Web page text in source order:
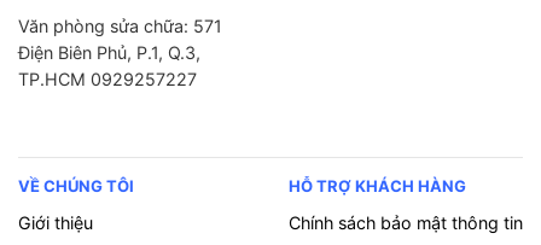
Văn phòng sửa chữa: 571
Điện Biên Phủ, P.1, Q.3,
TP.HCM 0929257227
VỀ CHÚNG TÔI
Giới thiệu
HỖ TRỢ KHÁCH HÀNG
Chính sách bảo mật thông tin